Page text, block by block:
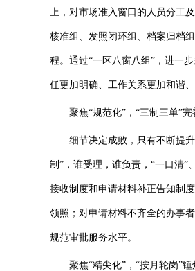
上，对市场准入窗口的人员分工
核准组、发照闭环组、档案归档
程。通过“一区八窗八组”，进一
任更加明确、工作关系更加和谐
聚焦“规范化”，“三制三单”完
细节决定成败，只有不断提升
制”，谁受理，谁负责，“一口清”
接收制度和申请材料补正告知制
领照；对申请材料不齐全的办事
规范审批服务水平。
聚焦“精尖化”，“按月轮岗”锤